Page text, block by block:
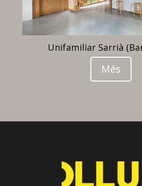
Unifamiliar Sarrià
Més